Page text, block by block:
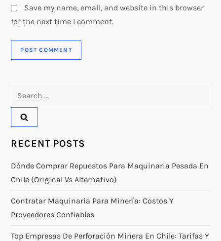
Save my name, email, and website in this browser
for the next time I comment.
RECENT POSTS
Dónde Comprar Repuestos Para Maquinaria Pesada En
Chile (original Vs Alternativo)
Contratar Maquinaria Para Minería: Costos Y
Proveedores Confiables
Top Empresas De Perforación Minera En Chile: Tarifas Y